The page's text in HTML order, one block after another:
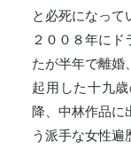
と必死になって
２００８年に
たが半年で離婚
起用した十九
降、中林作品に
う派手な女性遍